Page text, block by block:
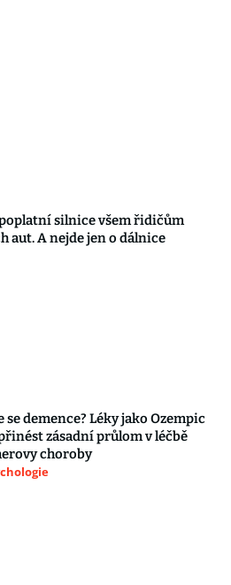
silnice všem řidičům
aut. A nejde jen o dálnice
se demence? Léky jako Ozempic
zásadní průlom v léčbě
choroby